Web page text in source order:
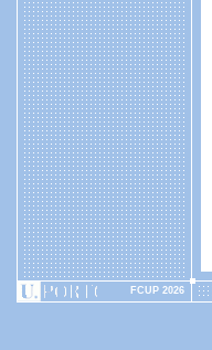
FCUP 2026